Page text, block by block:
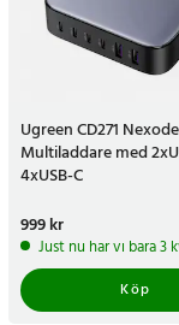
Ugreen CD271
Multiladdare med
4xUSB-C
Pris:999 kr
999 kr
Just nu har vi bara 3
Köp